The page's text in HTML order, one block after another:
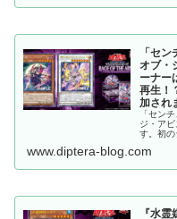
「セ
オブ・
ーナー
再生！
加され
「セン
ジ・ア
す。初の
が追加さ
www.diptera-blog.com
『水